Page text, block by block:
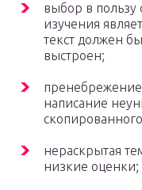
выбор в пользу
изучения
текст должен
выстроен;
написание
нераскрытая
низкие оценки;